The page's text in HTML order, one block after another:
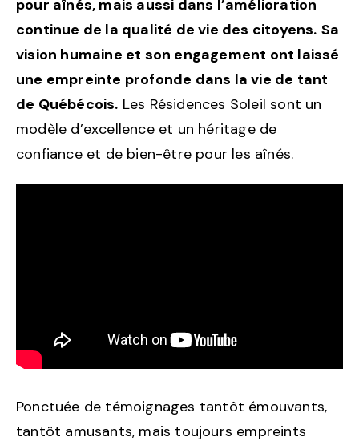
pour aînés, mais aussi dans l’amélioration
continue de la qualité de vie des citoyens. Sa
vision humaine et son engagement ont laissé
une empreinte profonde dans la vie de tant
de Québécois. Les Résidences Soleil sont un
modèle d’excellence et un héritage de
confiance et de bien-être pour les aînés.
Ponctuée de témoignages tantôt émouvants,
tantôt amusants, mais toujours empreints